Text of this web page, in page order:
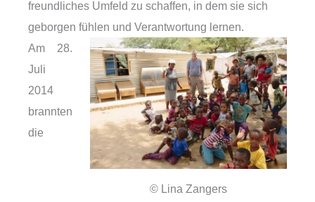
freundliches Umfeld zu schaffen, in dem sie sich
geborgen fühlen und Verantwortung lernen.
© Lina Zangers
Am 28.
Juli
2014
brannten
die